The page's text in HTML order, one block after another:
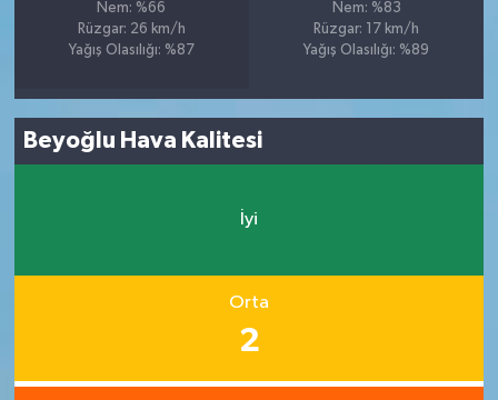
Nem: %66
Rüzgar: 26 km/h
Yağış Olasılığı: %87
Nem: %83
Rüzgar: 17 km/h
Yağış Olasılığı: %89
Beyoğlu Hava Kalitesi
İyi
Orta
2